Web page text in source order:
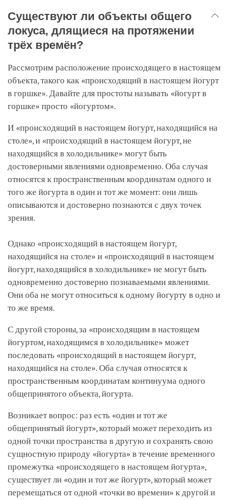
Существуют ли объекты общего
локуса, длящиеся на протяжении
трёх времён?
Рассмотрим расположение происходящего в настоящем
объекта, такого как «происходящий в настоящем йогурт
в горшке». Давайте для простоты называть «йогурт в
горшке» просто «йогуртом».
И «происходящий в настоящем йогурт, находящийся на
столе», и «происходящий в настоящем йогурт, не
находящийся в холодильнике» могут быть
достоверными явлениями одновременно. Оба случая
относятся к пространственным координатам одного и
того же йогурта в один и тот же момент: они лишь
описываются и достоверно познаются с двух точек
зрения.
Однако «происходящий в настоящем йогурт,
находящийся на столе» и «происходящий в настоящем
йогурт, находящийся в холодильнике» не могут быть
одновременно достоверно познаваемыми явлениями.
Они оба не могут относиться к одному йогурту в одно и
то же время.
С другой стороны, за «происходящим в настоящем
йогуртом, находящимся в холодильнике» может
последовать «происходящий в настоящем йогурт,
находящийся на столе». Оба случая относятся к
пространственным координатам континуума одного
общепринятого объекта, йогурта.
Возникает вопрос: раз есть «один и тот же
общепринятый йогурт», который может переходить из
одной точки пространства в другую и сохранять свою
сущностную природу «йогурта» в течение временного
промежутка «происходящего в настоящем йогурта»,
существует ли «один и тот же йогурт», который может
перемещаться от одной «точки во времени» к другой и